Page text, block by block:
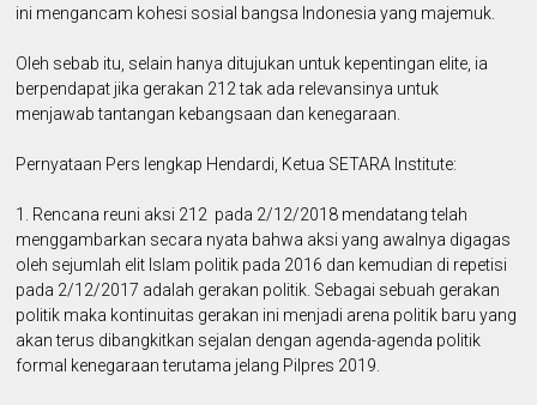
ini mengancam kohesi sosial bangsa Indonesia yang majemuk.
Oleh sebab itu, selain hanya ditujukan untuk kepentingan elite, ia
berpendapat jika gerakan 212 tak ada relevansinya untuk
menjawab tantangan kebangsaan dan kenegaraan.
Pernyataan Pers lengkap Hendardi, Ketua SETARA Institute:
1. Rencana reuni aksi 212 pada 2/12/2018 mendatang telah
menggambarkan secara nyata bahwa aksi yang awalnya digagas
oleh sejumlah elit Islam politik pada 2016 dan kemudian di repetisi
pada 2/12/2017 adalah gerakan politik. Sebagai sebuah gerakan
politik maka kontinuitas gerakan ini menjadi arena politik baru yang
akan terus dibangkitkan sejalan dengan agenda-agenda politik
formal kenegaraan terutama jelang Pilpres 2019.